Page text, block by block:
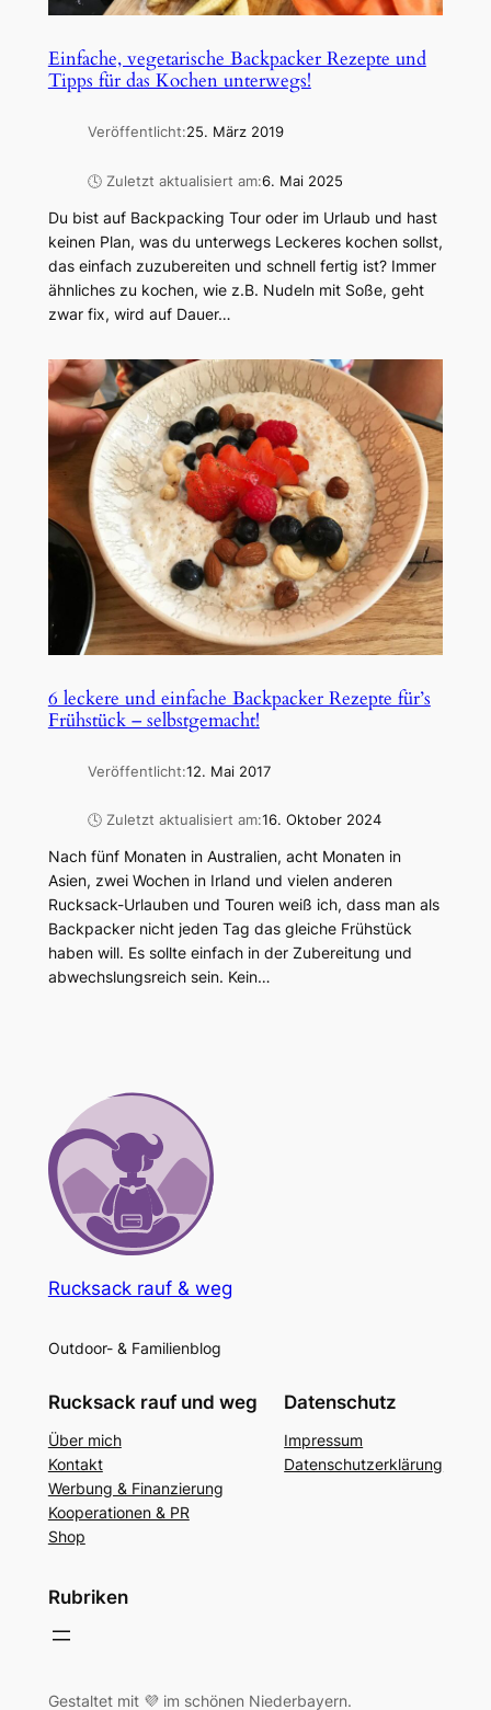
Einfache, vegetarische Backpacker Rezepte und
Tipps für das Kochen unterwegs!
Veröffentlicht:25. März 2019
🕓 Zuletzt aktualisiert am:6. Mai 2025
Du bist auf Backpacking Tour oder im Urlaub und hast
keinen Plan, was du unterwegs Leckeres kochen sollst,
das einfach zuzubereiten und schnell fertig ist? Immer
ähnliches zu kochen, wie z.B. Nudeln mit Soße, geht
zwar fix, wird auf Dauer…
6 leckere und einfache Backpacker Rezepte für’s
Frühstück – selbstgemacht!
Veröffentlicht:12. Mai 2017
🕓 Zuletzt aktualisiert am:16. Oktober 2024
Nach fünf Monaten in Australien, acht Monaten in
Asien, zwei Wochen in Irland und vielen anderen
Rucksack-Urlauben und Touren weiß ich, dass man als
Backpacker nicht jeden Tag das gleiche Frühstück
haben will. Es sollte einfach in der Zubereitung und
abwechslungsreich sein. Kein…
Rucksack rauf & weg
Outdoor- & Familienblog
Rucksack rauf und weg
Über mich
Kontakt
Werbung & Finanzierung
Kooperationen & PR
Shop
Datenschutz
Impressum
Datenschutzerklärung
Rubriken
Gestaltet mit 💜 im schönen Niederbayern.